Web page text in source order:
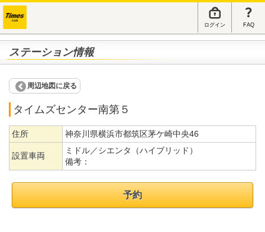
ログイン FAQ
ステーション情報
周辺地図に戻る
タイムズセンター南第５
住所 神奈川県横浜市都筑区茅ケ崎中央46
設置車両
ミドル／シエンタ（ハイブリッド）
備考：
予約